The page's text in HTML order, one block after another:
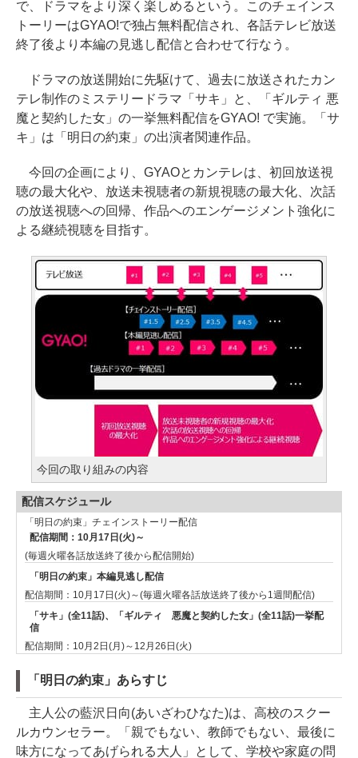
で、ドラマをより深く楽しめるという。このチェインス
トーリーはGYAO!で独占無料配信され、各話テレビ放送
終了後より本編の見逃し配信と合わせて行なう。
ドラマの放送開始に先駆けて、過去に放送されたカン
テレ制作のミステリードラマ「サキ」と、「ギルティ 悪
魔と契約した女」の一挙無料配信をGYAO! で実施。「サ
キ」は「明日の約束」の出演者関連作品。
今回の企画により、GYAOとカンテレは、初回放送視
聴の最大化や、放送未視聴者の新規視聴の最大化、次話
の放送視聴への回帰、作品へのエンゲージメント強化に
よる継続視聴を目指す。
今回の取り組みの内容
配信スケジュール
「明日の約束」チェインストーリー配信
配信期間：10月17日(火)～
(毎週火曜各話放送終了後から配信開始)
「明日の約束」本編見逃し配信
配信期間：10月17日(火)～(毎週火曜各話放送終了後から1週間配信)
「サキ」(全11話)、「ギルティ 悪魔と契約した女」(全11話)一挙配
信
配信期間：10月2日(月)～12月26日(火)
「明日の約束」あらすじ
主人公の藍沢日向(あいざわひなた)は、高校のスクー
ルカウンセラー。「親でもない、教師でもない、最後に
味方になってあげられる大人」として、学校や家庭の問